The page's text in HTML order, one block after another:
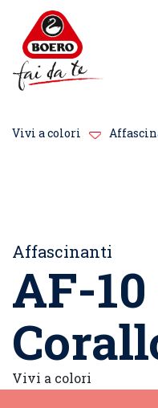
Vivi a colori
Affascinanti
AF-
Vivi a colori